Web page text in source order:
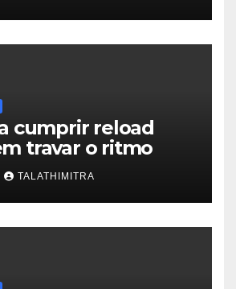
cumprir reload
travar o ritmo
TALATHIMITRA